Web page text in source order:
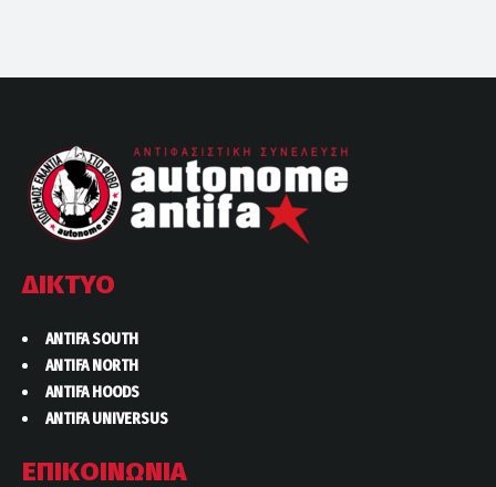
ΔΙΚΤΥΟ
ANTIFA SOUTH
ANTIFA NORTH
ANTIFA HOODS
ANTIFA UNIVERSUS
ΕΠΙΚΟΙΝΩΝΙΑ